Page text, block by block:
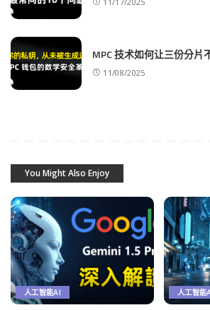
MPC 技术如何让三份分片
11/08/2025
You Might Also Enjoy
人工智能AI 人工智能